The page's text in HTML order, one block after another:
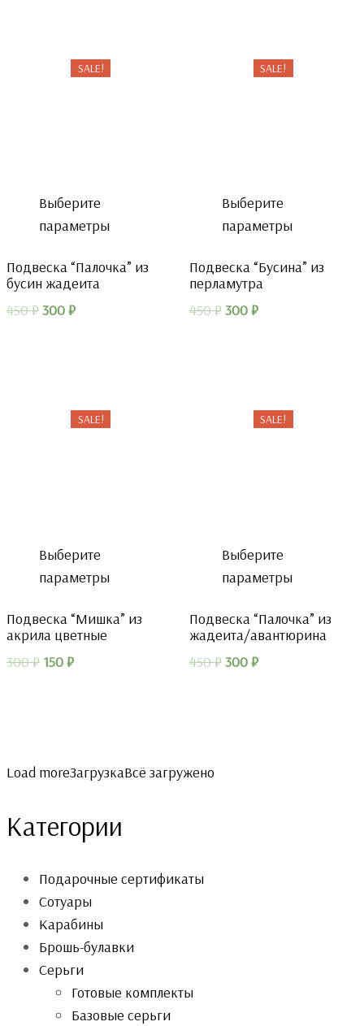
SALE!
Выберите
параметры
Подвеска “Палочка” из
бусин жадеита
450₽Первоначальная
300₽Текущая
SALE!
Выберите
параметры
Подвеска “Бусина” из
перламутра
450₽Первоначальная
300₽Текущая
SALE!
Выберите
параметры
Подвеска “Мишка” из
акрила цветные
300₽ Первоначальная
150₽Текущая
SALE!
Выберите
параметры
Подвеска “Палочка” из
жадеита/авантюрина
450₽ Первоначальная
300₽Текущая
Load moreЗагрузкаВсё загружено
Категории
Подарочные сертификаты
Сотуары
Карабины
Брошь-булавки
Серьги
Готовые комплекты
Базовые серьги